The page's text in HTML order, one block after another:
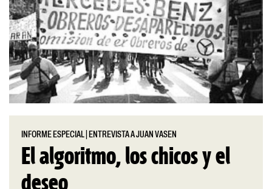
INFORME ESPECIAL ENTREVISTA A JUAN VASEN
El algoritmo, los chicos y el
deseo